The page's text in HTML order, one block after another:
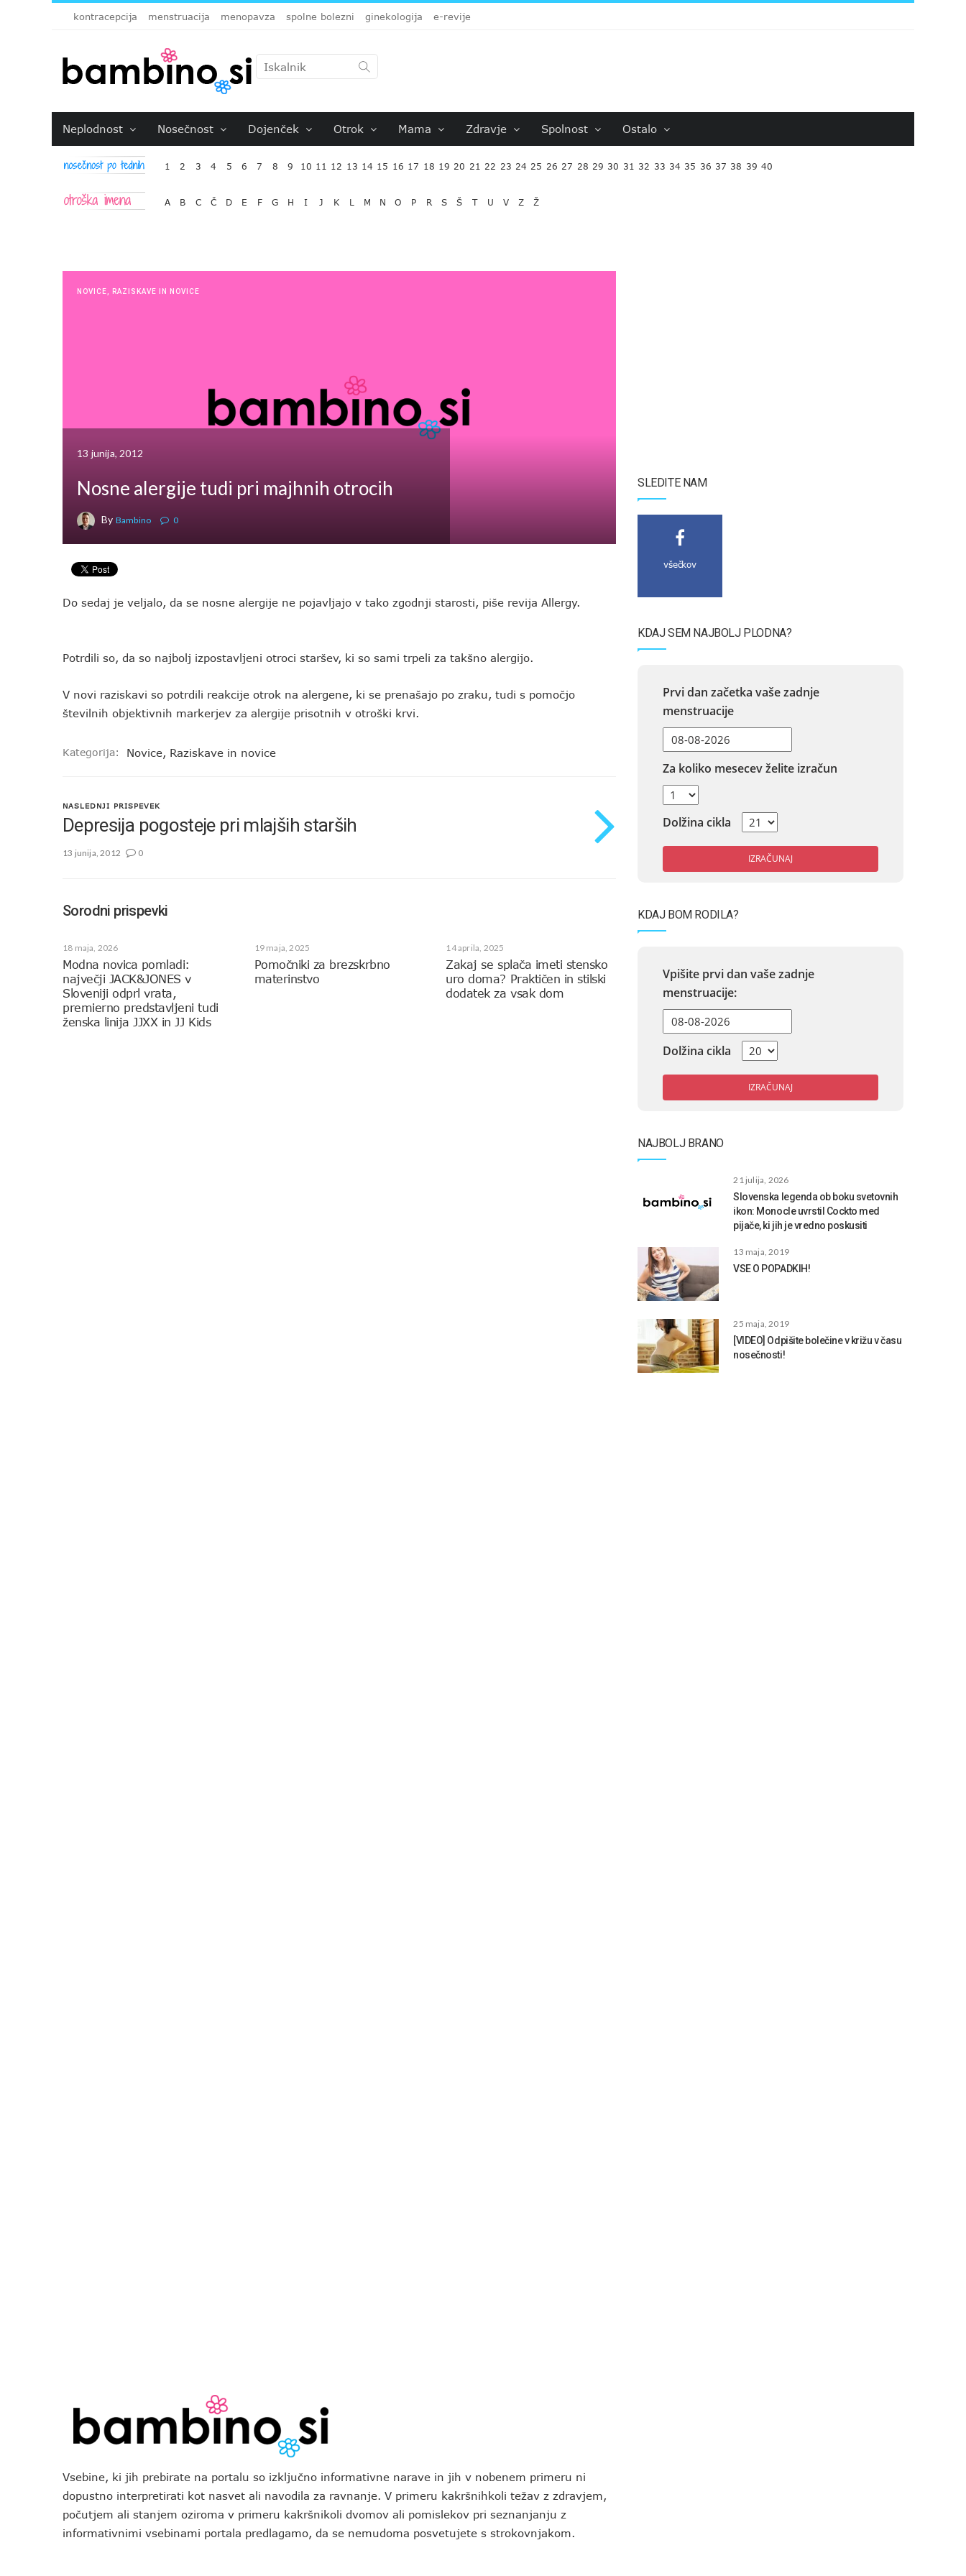
kontracepcija menstruacija menopavza spolne bolezni ginekologija e-revije
Neplodnost Nosečnost Dojenček Otrok Mama Zdravje Spolnost Ostalo
1 2 3 4 5 6 7 8 9 10 11 12 13 14 15 16 17 18 19 20 21 22 23 24 25 26 27 28 29 30 31 32 33 34 35 36 37 38 39 40
A B C Č D E F G H I J K L M N O P R S Š T U V Z Ž
NOVICE RAZISKAVE IN NOVICE
13 junija, 2012
Nosne alergije tudi pri majhnih otrocih
By Bambino 0
Do sedaj je veljalo, da se nosne alergije ne pojavljajo v tako zgodnji starosti, piše revija Allergy.
Potrdili so, da so najbolj izpostavljeni otroci staršev, ki so sami trpeli za takšno alergijo.
V novi raziskavi so potrdili reakcije otrok na alergene, ki se prenašajo po zraku, tudi s pomočjo
številnih objektivnih markerjev za alergije prisotnih v otroški krvi.
Kategorija: Novice, Raziskave in novice
NASLEDNJI PRISPEVEK
Depresija pogosteje pri mlajših starših
13 junija, 2012 0
Sorodni prispevki
18 maja, 2026
Modna novica pomladi:
največji JACK&JONES v
Sloveniji odprl vrata,
premierno predstavljeni tudi
ženska linija JJXX in JJ Kids
19 maja, 2025
Pomočniki za brezskrbno
materinstvo
14 aprila, 2025
Zakaj se splača imeti stensko
uro doma? Praktičen in stilski
dodatek za vsak dom
SLEDITE NAM
všečkov
KDAJ SEM NAJBOLJ PLODNA?
Prvi dan začetka vaše zadnje
menstruacije
Za koliko mesecev želite izračun
Dolžina cikla
IZRAČUNAJ
KDAJ BOM RODILA?
Vpišite prvi dan vaše zadnje
menstruacije:
Dolžina cikla
IZRAČUNAJ
NAJBOLJ BRANO
21 julija, 2026
Slovenska legenda ob boku svetovnih
ikon: Monocle uvrstil Cockto med
pijače, ki jih je vredno poskusiti
13 maja, 2019
VSE O POPADKIH!
25 maja, 2019
[VIDEO] Odpišite bolečine v križu v času
nosečnosti!
Vsebine, ki jih prebirate na portalu so izključno informativne narave in jih v nobenem primeru ni
dopustno interpretirati kot nasvet ali navodila za ravnanje. V primeru kakršnihkoli težav z zdravjem,
počutjem ali stanjem oziroma v primeru kakršnikoli dvomov ali pomislekov pri seznanjanju z
informativnimi vsebinami portala predlagamo, da se nemudoma posvetujete s strokovnjakom.